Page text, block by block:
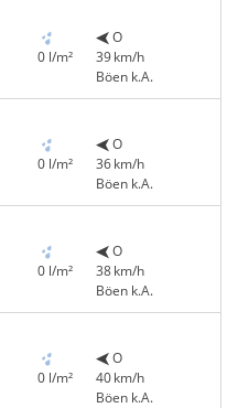
0 l/m²
O
39 km/h
Böen k.A.
0 l/m²
O
36 km/h
Böen k.A.
0 l/m²
O
38 km/h
Böen k.A.
0 l/m²
O
40 km/h
Böen k.A.